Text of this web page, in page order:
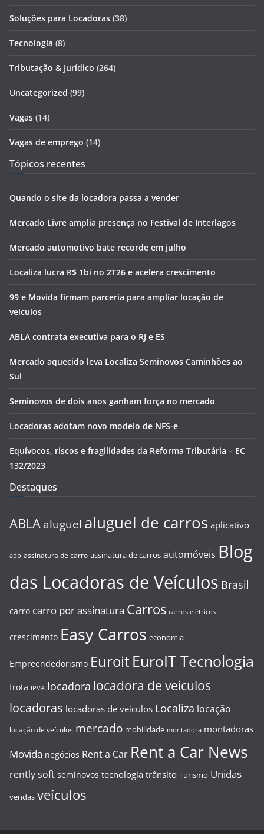
Soluções para Locadoras (38)
Tecnologia (8)
Tributação & Jurídico (264)
Uncategorized (99)
Vagas (14)
Vagas de emprego (14)
Tópicos recentes
Quando o site da locadora passa a vender
Mercado Livre amplia presença no Festival de Interlagos
Mercado automotivo bate recorde em julho
Localiza lucra R$ 1bi no 2T26 e acelera crescimento
99 e Movida firmam parceria para ampliar locação de
veículos
ABLA contrata executiva para o RJ e ES
Mercado aquecido leva Localiza Seminovos Caminhões ao
Sul
Seminovos de dois anos ganham força no mercado
Locadoras adotam novo modelo de NFS-e
Equívocos, riscos e fragilidades da Reforma Tributária – EC
132/2023
Destaques
ABLA aluguel aluguel de carros aplicativo
app assinatura de carro assinatura de carros automóveis Blog
das Locadoras de Veículos Brasil
carro carro por assinatura Carros carros elétricos
crescimento Easy Carros economia
Empreendedorismo Euroit EuroIT Tecnologia
frota IPVA locadora locadora de veiculos
locadoras locadoras de veículos Localiza locação
locação de veículos mercado mobilidade montadora montadoras
Movida negócios Rent a Car Rent a Car News
rently soft seminovos tecnologia trânsito Turismo Unidas
vendas veículos